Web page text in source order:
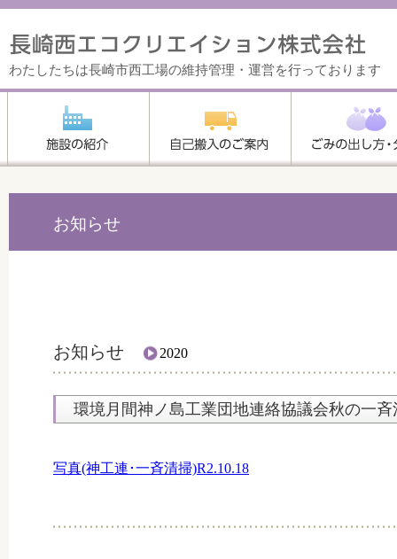
わたしたちは長崎市西工場の維持管理・運営を行っております
お知らせ
お知らせ 2020
環境月間神ノ島工業団地連絡協議会秋の一
写真(神工連･一斉清掃)R2.10.18